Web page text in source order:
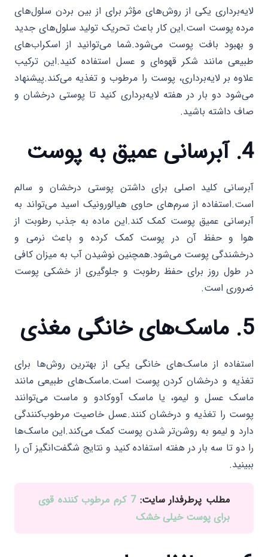
لایه‌برداری یکی از روش‌های مؤثر برای از بین بردن سلول‌های
مرده پوست است.این کار باعث تحریک تولید سلول‌های جدید
و بهبود بافت پوست می‌شود.شما می‌توانید از اسکراب‌های
طبیعی مانند شکر قهوه‌ای و عسل استفاده کنید.این ترکیب
علاوه بر لایه‌برداری، پوست را مرطوب و تغذیه می‌کند.پیشنهاد
می‌شود دو بار در هفته لایه‌برداری کنید تا پوستی درخشان و
صاف داشته باشید.
4. آبرسانی عمیق به پوست
آبرسانی کلید اصلی برای داشتن پوستی درخشان و سالم
است.استفاده از سرم‌های حاوی هیالورونیک اسید می‌تواند به
آبرسانی عمیق پوست کمک کند.این ماده به جذب رطوبت از
هوا و حفظ آن در پوست کمک کرده و باعث نرمی و
درخشندگی پوست می‌شود.همچنین نوشیدن آب به میزان کافی
در طول روز برای حفظ رطوبت و جلوگیری از خشکی پوست
ضروری است.
5. ماسک‌های خانگی مغذی
استفاده از ماسک‌های خانگی یکی از بهترین روش‌ها برای
تغذیه و درخشان کردن پوست است.ماسک‌های طبیعی مانند
ماسک عسل و لیمو، یا ماسک آووکادو و ماست می‌توانند
پوست را تغذیه و درخشان کنند.عسل خاصیت مرطوب‌کنندگی
دارد و لیمو به روشن‌تر شدن پوست کمک می‌کند.این ماسک‌ها
را دو تا سه بار در هفته استفاده کنید و نتایج شگفت‌انگیز آن را
ببینید.
مطلب پرطرفدار سایت: 7 کرم مرطوب کننده قوی
برای پوست خیلی خشک